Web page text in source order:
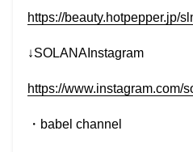
https://beauty.hotpepper.jp/
↓SOLANAInstagram
https://www.instagram.com/
・ babel channel